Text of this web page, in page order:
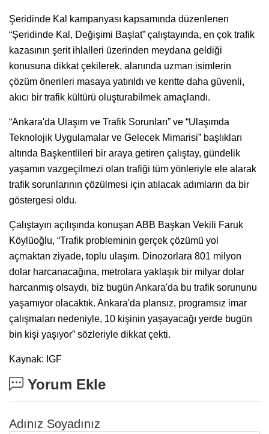
Şeridinde Kal kampanyası kapsamında düzenlenen
“Şeridinde Kal, Değişimi Başlat” çalıştayında, en çok trafik
kazasının şerit ihlalleri üzerinden meydana geldiği
konusuna dikkat çekilerek, alanında uzman isimlerin
çözüm önerileri masaya yatırıldı ve kentte daha güvenli,
akıcı bir trafik kültürü oluşturabilmek amaçlandı.
“Ankara'da Ulaşım ve Trafik Sorunları” ve “Ulaşımda
Teknolojik Uygulamalar ve Gelecek Mimarisi” başlıkları
altında Başkentlileri bir araya getiren çalıştay, gündelik
yaşamın vazgeçilmezi olan trafiği tüm yönleriyle ele alarak
trafik sorunlarının çözülmesi için atılacak adımların da bir
göstergesi oldu.
Çalıştayın açılışında konuşan ABB Başkan Vekili Faruk
Köylüoğlu, “Trafik probleminin gerçek çözümü yol
açmaktan ziyade, toplu ulaşım. Dinozorlara 801 milyon
dolar harcanacağına, metrolara yaklaşık bir milyar dolar
harcanmış olsaydı, biz bugün Ankara'da bu trafik sorununu
yaşamıyor olacaktık. Ankara'da plansız, programsız imar
çalışmaları nedeniyle, 10 kişinin yaşayacağı yerde bugün
bin kişi yaşıyor” sözleriyle dikkat çekti.
Kaynak: IGF
Yorum Ekle
Adınız Soyadınız